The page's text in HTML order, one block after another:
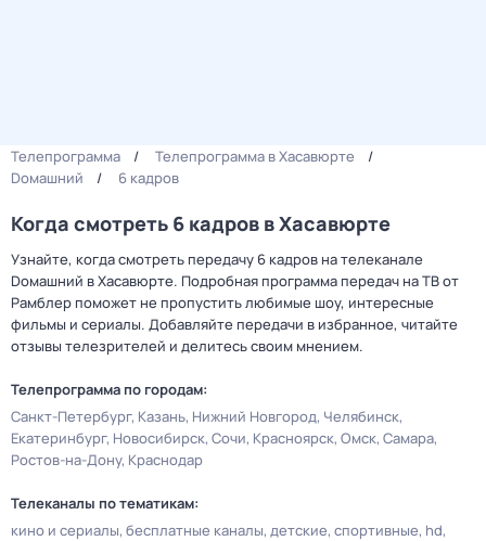
Телепрограмма
Телепрограмма в Хасавюрте
Dомашний
6 кадров
Когда смотреть 6 кадров в Хасавюрте
Узнайте, когда смотреть передачу 6 кадров на телеканале
Dомашний в Хасавюрте. Подробная программа передач на ТВ от
Рамблер поможет не пропустить любимые шоу, интересные
фильмы и сериалы. Добавляйте передачи в избранное, читайте
отзывы телезрителей и делитесь своим мнением.
Телепрограмма по городам:
Санкт-Петербург Казань Нижний Новгород Челябинск
Екатеринбург Новосибирск Сочи Красноярск Омск Самара
Ростов-на-Дону Краснодар
Телеканалы по тематикам:
кино и сериалы бесплатные каналы детские спортивные hd